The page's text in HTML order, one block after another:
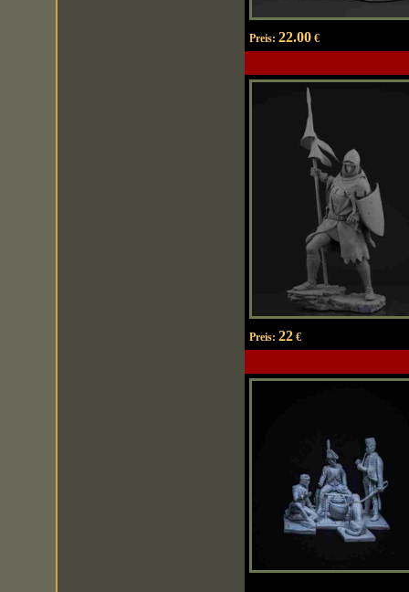
Preis: 22.00€
Preis: 22€